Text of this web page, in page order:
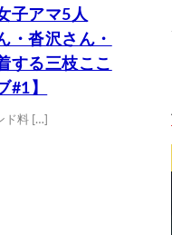
子アマ5人
・沓沢さん・
する三枝ここ
#1】
ド料 […]